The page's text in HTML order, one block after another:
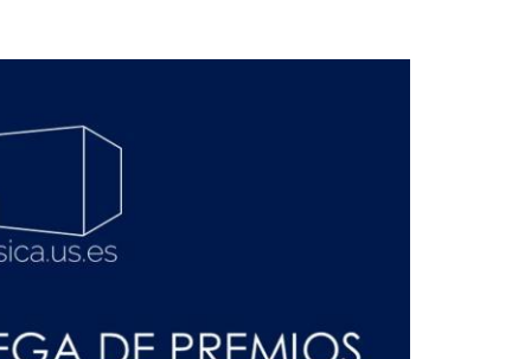
ASEF
acción